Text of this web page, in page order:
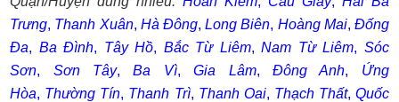
Trưng, Thanh Xuân, Hà Đông,Long Biên, Hoàng Mai, Đống
Đa, Ba Đình, Tây Hồ, Bắc Từ Liêm,Nam Từ Liêm, Sóc
Sơn, Sơn Tây,Ba Vì,Gia Lâm,Đông Anh, Ứng
Hòa, Thường Tín, Thanh Trì, Thanh Oai, Thạch Thất, Quốc